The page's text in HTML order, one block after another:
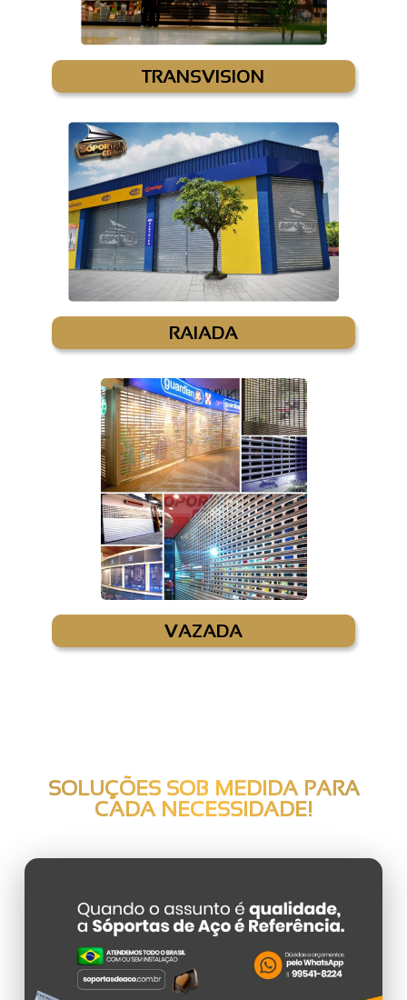
TRANSVISION
RAIADA
VAZADA
SOLUÇÕES SOB MEDIDA PARA
CADA NECESSIDADE!